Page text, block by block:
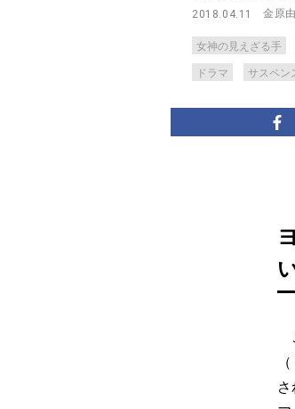
2018.04.11 金原
女神の見えざる手
ドラマ サスペン